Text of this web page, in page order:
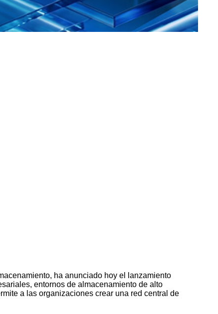
ha anunciado hoy el lanzamiento
entornos de almacenamiento de alto
a las organizaciones crear una red central de